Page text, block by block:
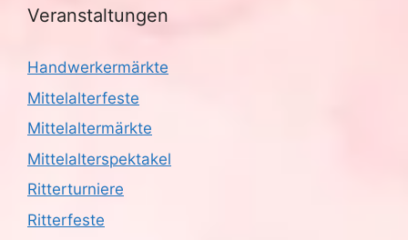
Veranstaltungen
Handwerkermärkte
Mittelalterfeste
Mittelaltermärkte
Mittelalterspektakel
Ritterturniere
Ritterfeste